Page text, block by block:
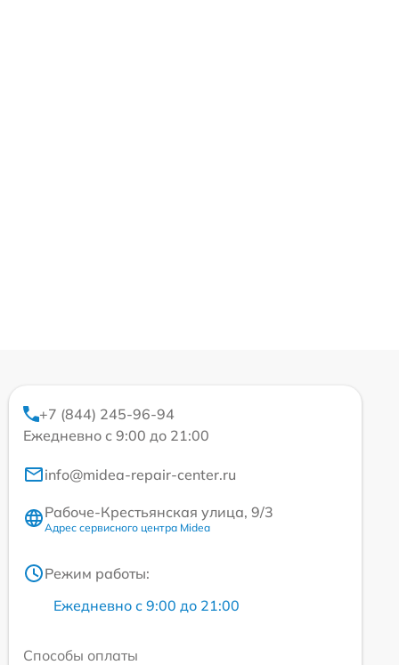
+7 (844) 245-96-94
Ежедневно с 9:00 до 21:00
info@midea-repair-center.ru
Рабоче-Крестьянская улица, 9/3
Адрес сервисного центра Midea
Режим работы:
Ежедневно с 9:00 до 21:00
Способы оплаты